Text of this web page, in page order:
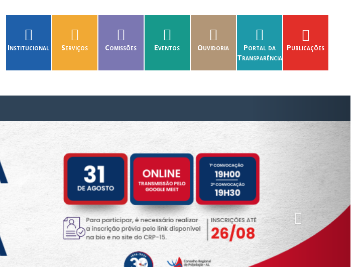
Institucional Serviços Comissões Eventos Ouvidoria
Portal da
Transparência
Publicações